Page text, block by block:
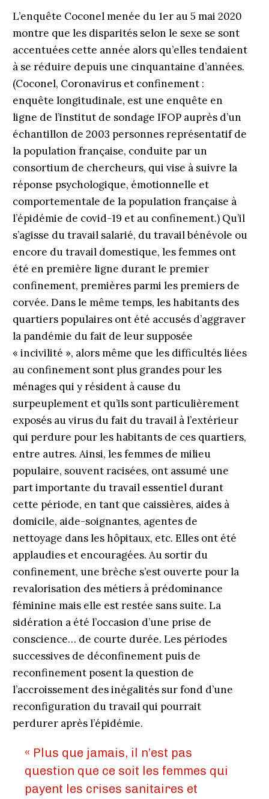
L’enquête Coconel menée du 1er au 5 mai 2020
montre que les disparités selon le sexe se sont
accentuées cette année alors qu’elles tendaient
à se réduire depuis une cinquantaine d’années.
(Coconel, Coronavirus et confinement :
enquête longitudinale, est une enquête en
ligne de l’institut de sondage IFOP auprès d’un
échantillon de 2003 personnes représentatif de
la population française, conduite par un
consortium de chercheurs, qui vise à suivre la
réponse psychologique, émotionnelle et
comportementale de la population française à
l’épidémie de covid-19 et au confinement.) Qu’il
s’agisse du travail salarié, du travail bénévole ou
encore du travail domestique, les femmes ont
été en première ligne durant le premier
confinement, premières parmi les premiers de
corvée. Dans le même temps, les habitants des
quartiers populaires ont été accusés d’aggraver
la pandémie du fait de leur supposée
« incivilité », alors même que les difficultés liées
au confinement sont plus grandes pour les
ménages qui y résident à cause du
surpeuplement et qu’ils sont particulièrement
exposés au virus du fait du travail à l’extérieur
qui perdure pour les habitants de ces quartiers,
entre autres. Ainsi, les femmes de milieu
populaire, souvent racisées, ont assumé une
part importante du travail essentiel durant
cette période, en tant que caissières, aides à
domicile, aide-soignantes, agentes de
nettoyage dans les hôpitaux, etc. Elles ont été
applaudies et encouragées. Au sortir du
confinement, une brèche s’est ouverte pour la
revalorisation des métiers à prédominance
féminine mais elle est restée sans suite. La
sidération a été l’occasion d’une prise de
conscience… de courte durée. Les périodes
successives de déconfinement puis de
reconfinement posent la question de
l’accroissement des inégalités sur fond d’une
reconfiguration du travail qui pourrait
perdurer après l’épidémie.
« Plus que jamais, il n’est pas
question que ce soit les femmes qui
payent les crises sanitaires et